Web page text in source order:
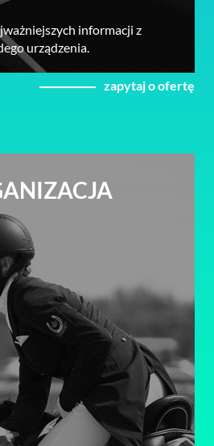
informacji z
urządzenia.
zapytaj o ofertę